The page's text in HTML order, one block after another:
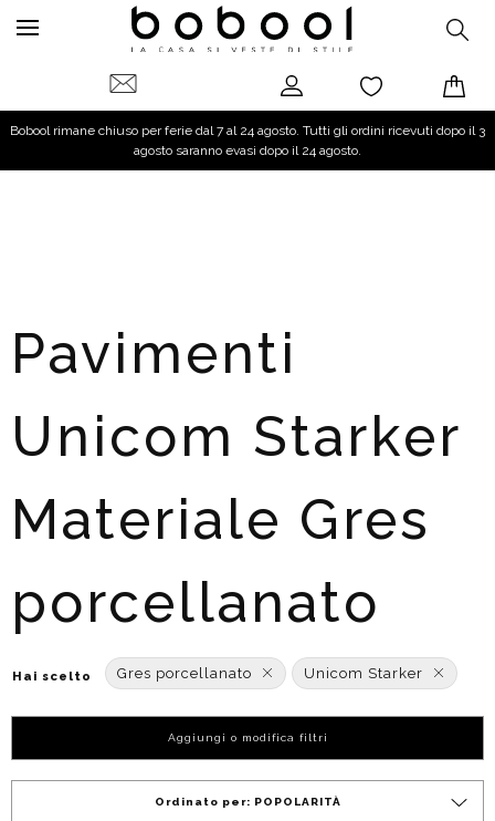
Bobool rimane chiuso per ferie dal 7 al 24 agosto. Tutti gli ordini ricevuti dopo il 3
agosto saranno evasi dopo il 24 agosto.
Pavimenti
Unicom Starker
Materiale Gres
porcellanato
Hai scelto Gres porcellanato Unicom Starker
Aggiungi o modifica filtri
Ordinato per: POPOLARITÀ